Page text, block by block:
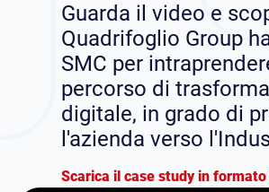
Guarda il video e
Quadrifoglio Group
SMC per
percorso di
digitale, in grado di
l'azienda verso
Scarica il case study in formato